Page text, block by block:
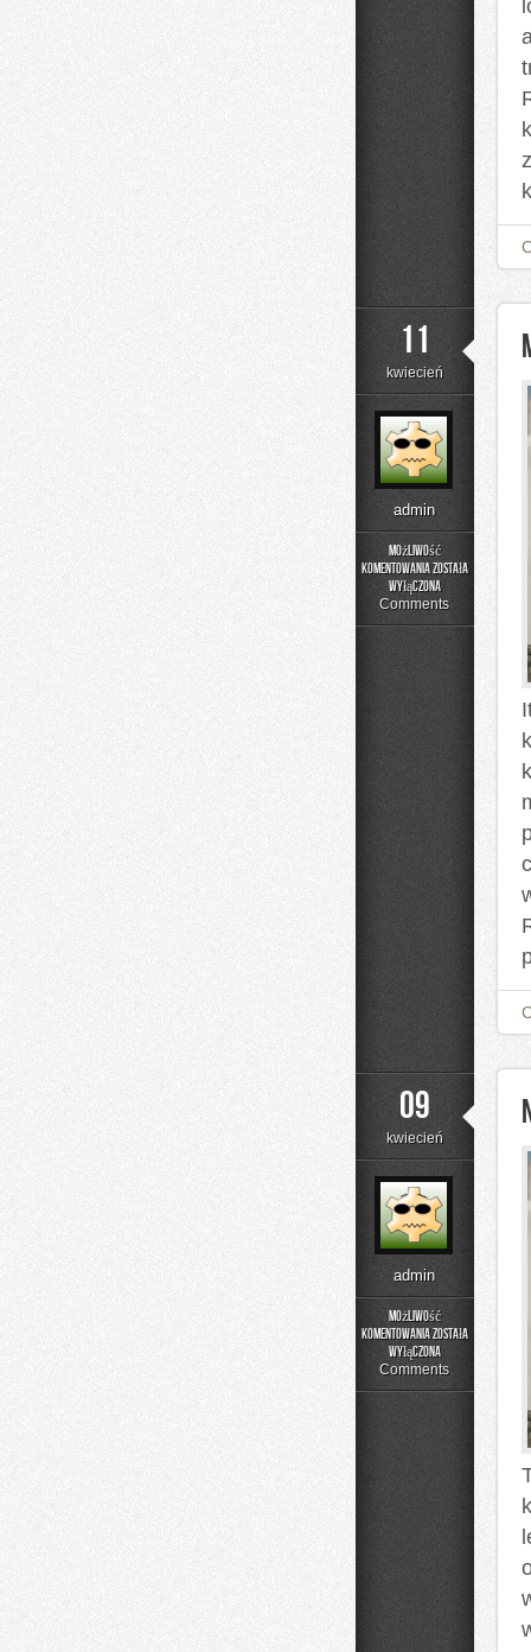
11
kwiecień
admin
Możliwość
komentowania
Premium
i
Designerskie
została
wyłączona
Comments
09
kwiecień
admin
Możliwość
komentowania
Nowoczesne
Technologie
w
została
wyłączona
Comments